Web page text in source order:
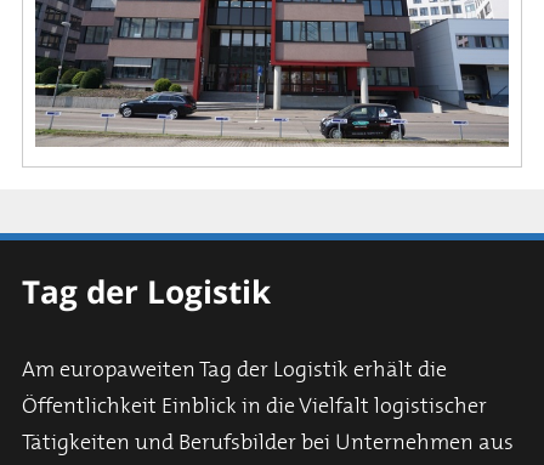
Tag der Logistik
Am europaweiten Tag der Logistik erhält die
Öffentlichkeit Einblick in die Vielfalt logistischer
Tätigkeiten und Berufsbilder bei Unternehmen aus